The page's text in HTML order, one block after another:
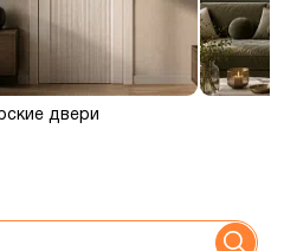
двери